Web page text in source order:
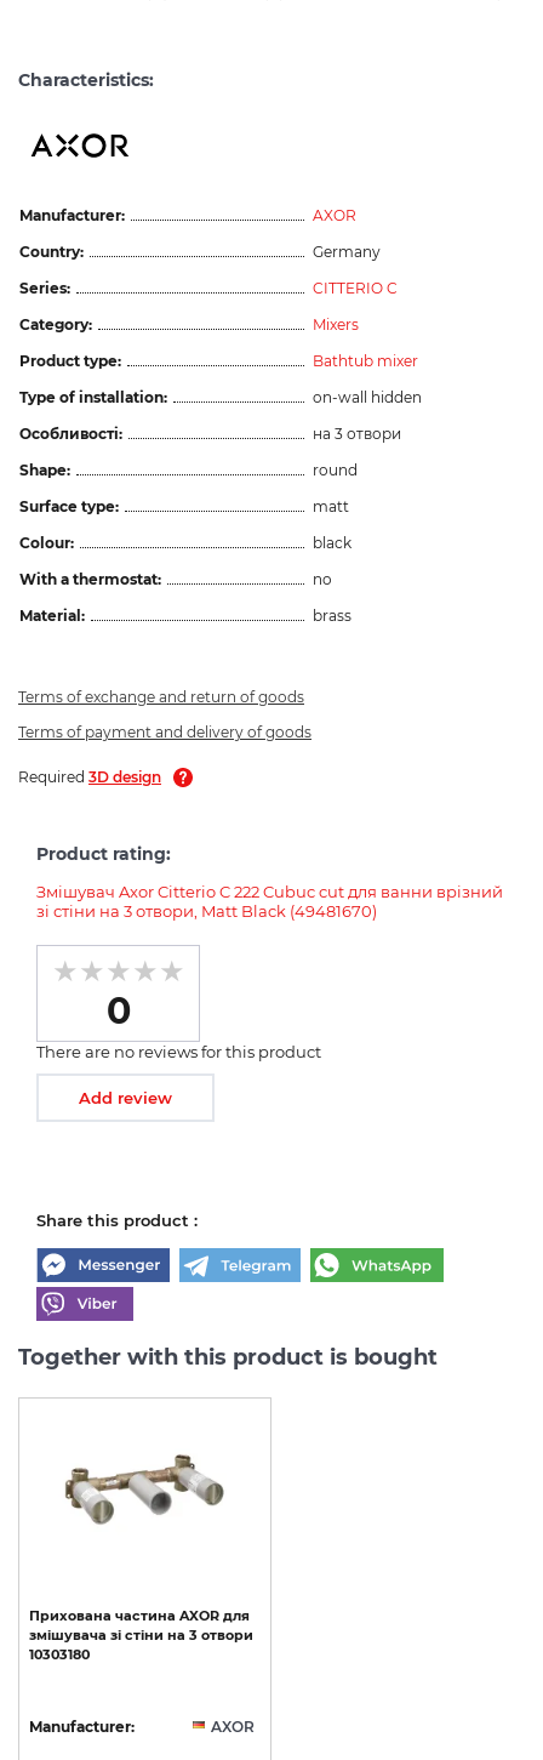
Characteristics:
Manufacturer:
AXOR
Country:
Germany
Series:
CITTERIO C
Category:
Mixers
Product type:
Bathtub mixer
Type of installation:
on-wall hidden
Особливості:
на 3 отвори
Shape:
round
Surface type:
matt
Colour:
black
With a thermostat:
no
Material:
brass
Terms of exchange and return of goods
Terms of payment and delivery of goods
Required 3D design
Product rating:
Змішувач Axor Citterio C 222 Cubuc cut для ванни врізний
зі стіни на 3 отвори, Matt Black (49481670)
0
There are no reviews for this product
Add review
Share this product :
Together with this product is bought
Прихована частина AXOR для
змішувача зі стіни на 3 отвори
10303180
Manufacturer: AXOR